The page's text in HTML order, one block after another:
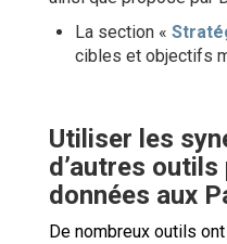
La section «
cibles et objectifs
Utiliser les
d’autres
données aux
De nombreux outils